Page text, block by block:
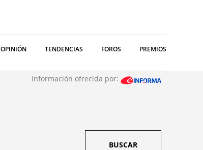
OPINIÓN TENDENCIAS FOROS PREMIOS
Información ofrecida por:
BUSCAR